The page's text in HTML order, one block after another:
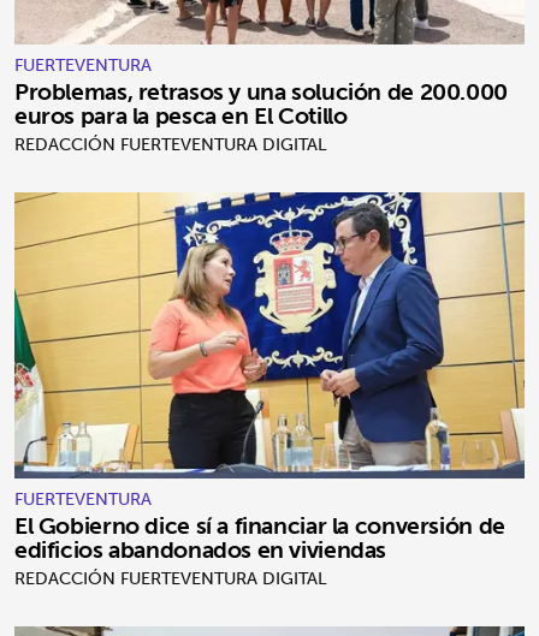
FUERTEVENTURA
Problemas, retrasos y una solución de 200.000
euros para la pesca en El Cotillo
REDACCIÓN FUERTEVENTURA DIGITAL
FUERTEVENTURA
El Gobierno dice sí a financiar la conversión de
edificios abandonados en viviendas
REDACCIÓN FUERTEVENTURA DIGITAL